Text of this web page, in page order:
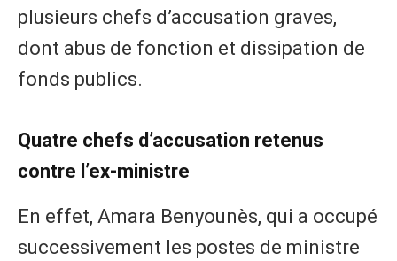
plusieurs chefs d’accusation graves,
dont abus de fonction et dissipation de
fonds publics.
Quatre chefs d’accusation retenus
contre l’ex-ministre
En effet, Amara Benyounès, qui a occupé
successivement les postes de ministre